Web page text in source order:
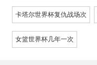
卡塔尔世界杯复仇战场次
女篮世界杯几年一次